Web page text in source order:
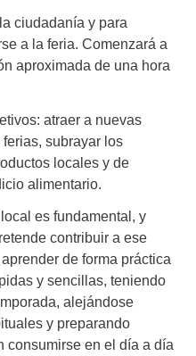
ciudadanía y para
a la feria. Comenzará a
aproximada de una hora
atraer a nuevas
subrayar los
locales y de
alimentario.
es fundamental, y
contribuir a ese
de forma práctica
y sencillas, teniendo
alejándose
y preparando
consumirse en el día a día